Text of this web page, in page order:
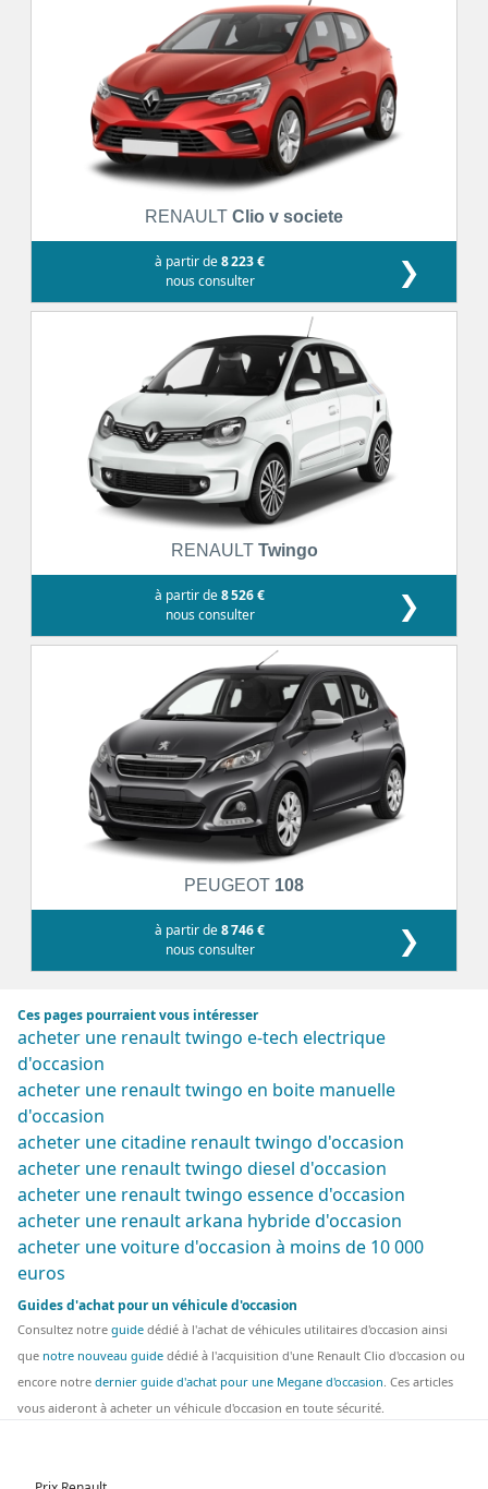
RENAULT Clio v societe
à partir de8 223 €
nous consulter
❯
RENAULT Twingo
à partir de8 526 €
nous consulter
❯
PEUGEOT 108
à partir de8 746 €
nous consulter
❯
Ces pages pourraient vous intéresser
acheter une renault twingo e-tech electrique
d'occasion
acheter une renault twingo en boite manuelle
d'occasion
acheter une citadine renault twingo d'occasion
acheter une renault twingo diesel d'occasion
acheter une renault twingo essence d'occasion
acheter une renault arkana hybride d'occasion
acheter une voiture d'occasion à moins de 10 000
euros
Guides d'achat pour un véhicule d'occasion
Consultez notre guide dédié à l'achat de véhicules utilitaires d'occasion ainsi
que notre nouveau guide dédié à l'acquisition d'une Renault Clio d'occasion ou
encore notre dernier guide d'achat pour une Megane d'occasion . Ces articles
vous aideront à acheter un véhicule d'occasion en toute sécurité.